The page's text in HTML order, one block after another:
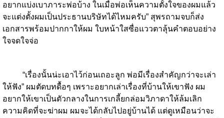
อยากแบ่งเบาภาระพ่อบ้าง ในเมื่อพ่อเห็นความตั้งใจของผมแล้ว
จะแต่งตั้งผมเป็นประธานบริษัทได้ไหมครับ” สุพรถามจบก็ส่ง
เอกสารพร้อมปากกาให้ผม ใบหน้าใสซื่อแววตาลุ้นคำตอบอย่าง
ใจจดใจจ่อ
“เรื่องนั้นน่ะเอาไว้ก่อนเถอะลูก พ่อมีเรื่องสำคัญกว่าจะเล่า
ให้ฟัง” ผมตัดบทดื้อๆ เพราะอยากเล่าเรื่องที่บ้านให้เขาฟัง ผม
อยากให้เขาเป็นตัวกลางในการเกลี้ยกล่อมวิภาดาให้ล้มเลิก
ความคิดที่จะฆ่าผม ผมจะได้กลับไปอยู่บ้านได้ แต่ดูเหมือนว่าจะ